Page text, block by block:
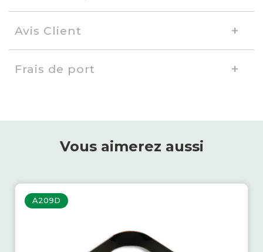
Avis Client
Frais de port
Vous aimerez aussi
A209D